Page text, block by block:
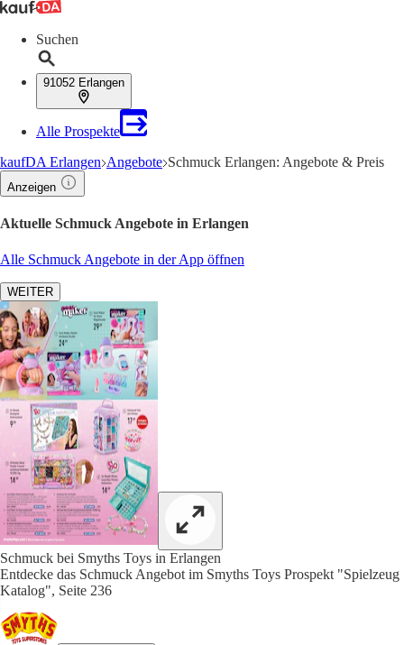
Suchen
91052 Erlangen
Alle Prospekte
kaufDA Erlangen Angebote Schmuck Erlangen: Angebote & Preis
Anzeigen
Aktuelle Schmuck Angebote in Erlangen
Alle Schmuck Angebote in der App öffnen
WEITER
Schmuck bei Smyths Toys in Erlangen
Entdecke das Schmuck Angebot im Smyths Toys Prospekt "Spielzeug
Katalog", Seite 236